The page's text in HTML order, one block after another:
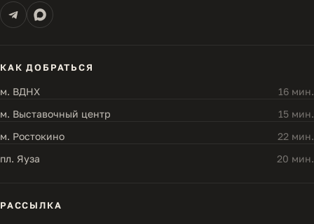
КАК ДОБРАТЬСЯ
м. ВДНХ
16 мин.
м. Выставочный центр
15 мин.
м. Ростокино
22 мин.
пл. Яуза
20 мин.
РАССЫЛКА